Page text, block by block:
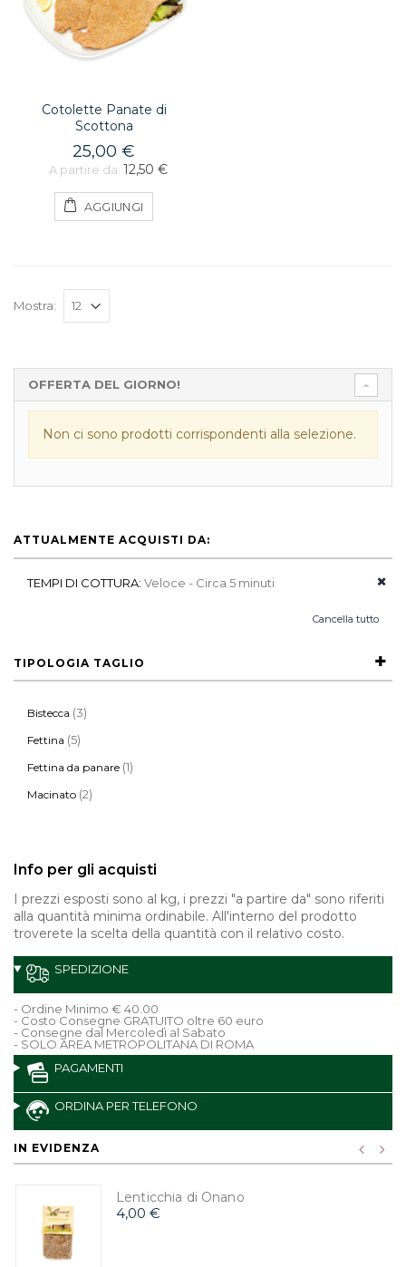
Cotolette Panate di
Scottona
25,00 €
A partire da: 12,50 €
AGGIUNGI
Mostra:
OFFERTA DEL GIORNO!
Non ci sono prodotti corrispondenti alla selezione.
ATTUALMENTE ACQUISTI DA:
TEMPI DI COTTURA: Veloce - Circa 5 minuti
Cancella tutto
TIPOLOGIA TAGLIO
Bistecca (3)
Fettina (5)
Fettina da panare (1)
Macinato (2)
Info per gli acquisti
I prezzi esposti sono al kg, i prezzi "a partire da" sono riferiti
alla quantità minima ordinabile. All'interno del prodotto
troverete la scelta della quantità con il relativo costo.
SPEDIZIONE
- Ordine Minimo € 40.00
- Costo Consegne GRATUITO oltre 60 euro
- Consegne dal Mercoledì al Sabato
- SOLO AREA METROPOLITANA DI ROMA
PAGAMENTI
ORDINA PER TELEFONO
IN EVIDENZA
Lenticchia di Onano
4,00 €